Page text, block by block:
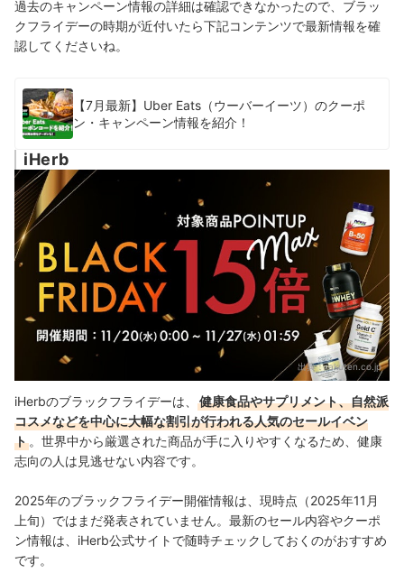
過去のキャンペーン情報の詳細は確認できなかったので、ブラッ
クフライデーの時期が近付いたら下記コンテンツで最新情報を確
認してくださいね。
【7月最新】Uber Eats（ウーバーイーツ）のクーポ
ン・キャンペーン情報を紹介！
iHerb
出典：rakuten.co.jp
iHerbのブラックフライデーは、
健康食品やサプリメント、自然派
コスメなどを中心に大幅な割引が行われる人気のセールイベン
ト。世界中から厳選された商品が手に入りやすくなるため、健康
志向の人は見逃せない内容です。
2025年のブラックフライデー開催情報は、現時点（2025年11月
上旬）ではまだ発表されていません。最新のセール内容やクーポ
ン情報は、iHerb公式サイトで随時チェックしておくのがおすすめ
です。